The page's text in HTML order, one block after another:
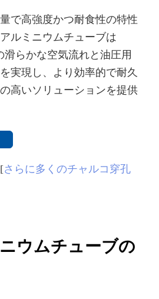
で高強度かつ耐食性の特性
ルミニウムチューブは
滑らかな空気流れと油圧用
実現し、より効率的で耐久
高いソリューションを提供
さらに多くのチャルコ穿孔
ウムチューブの